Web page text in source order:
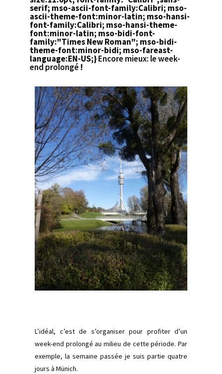
serif; mso-ascii-font-family:Calibri; mso-
ascii-theme-font:minor-latin; mso-hansi-
font-family:Calibri; mso-hansi-theme-
font:minor-latin; mso-bidi-font-
family:"Times New Roman"; mso-bidi-
theme-font:minor-bidi; mso-fareast-
language:EN-US;}Encore mieux: le week-
end prolongé !
L’idéal, c’est de s’organiser pour profiter d’un
week-end prolongé au milieu de cette période. Par
exemple, la semaine passée je suis partie quatre
jours à Münich.